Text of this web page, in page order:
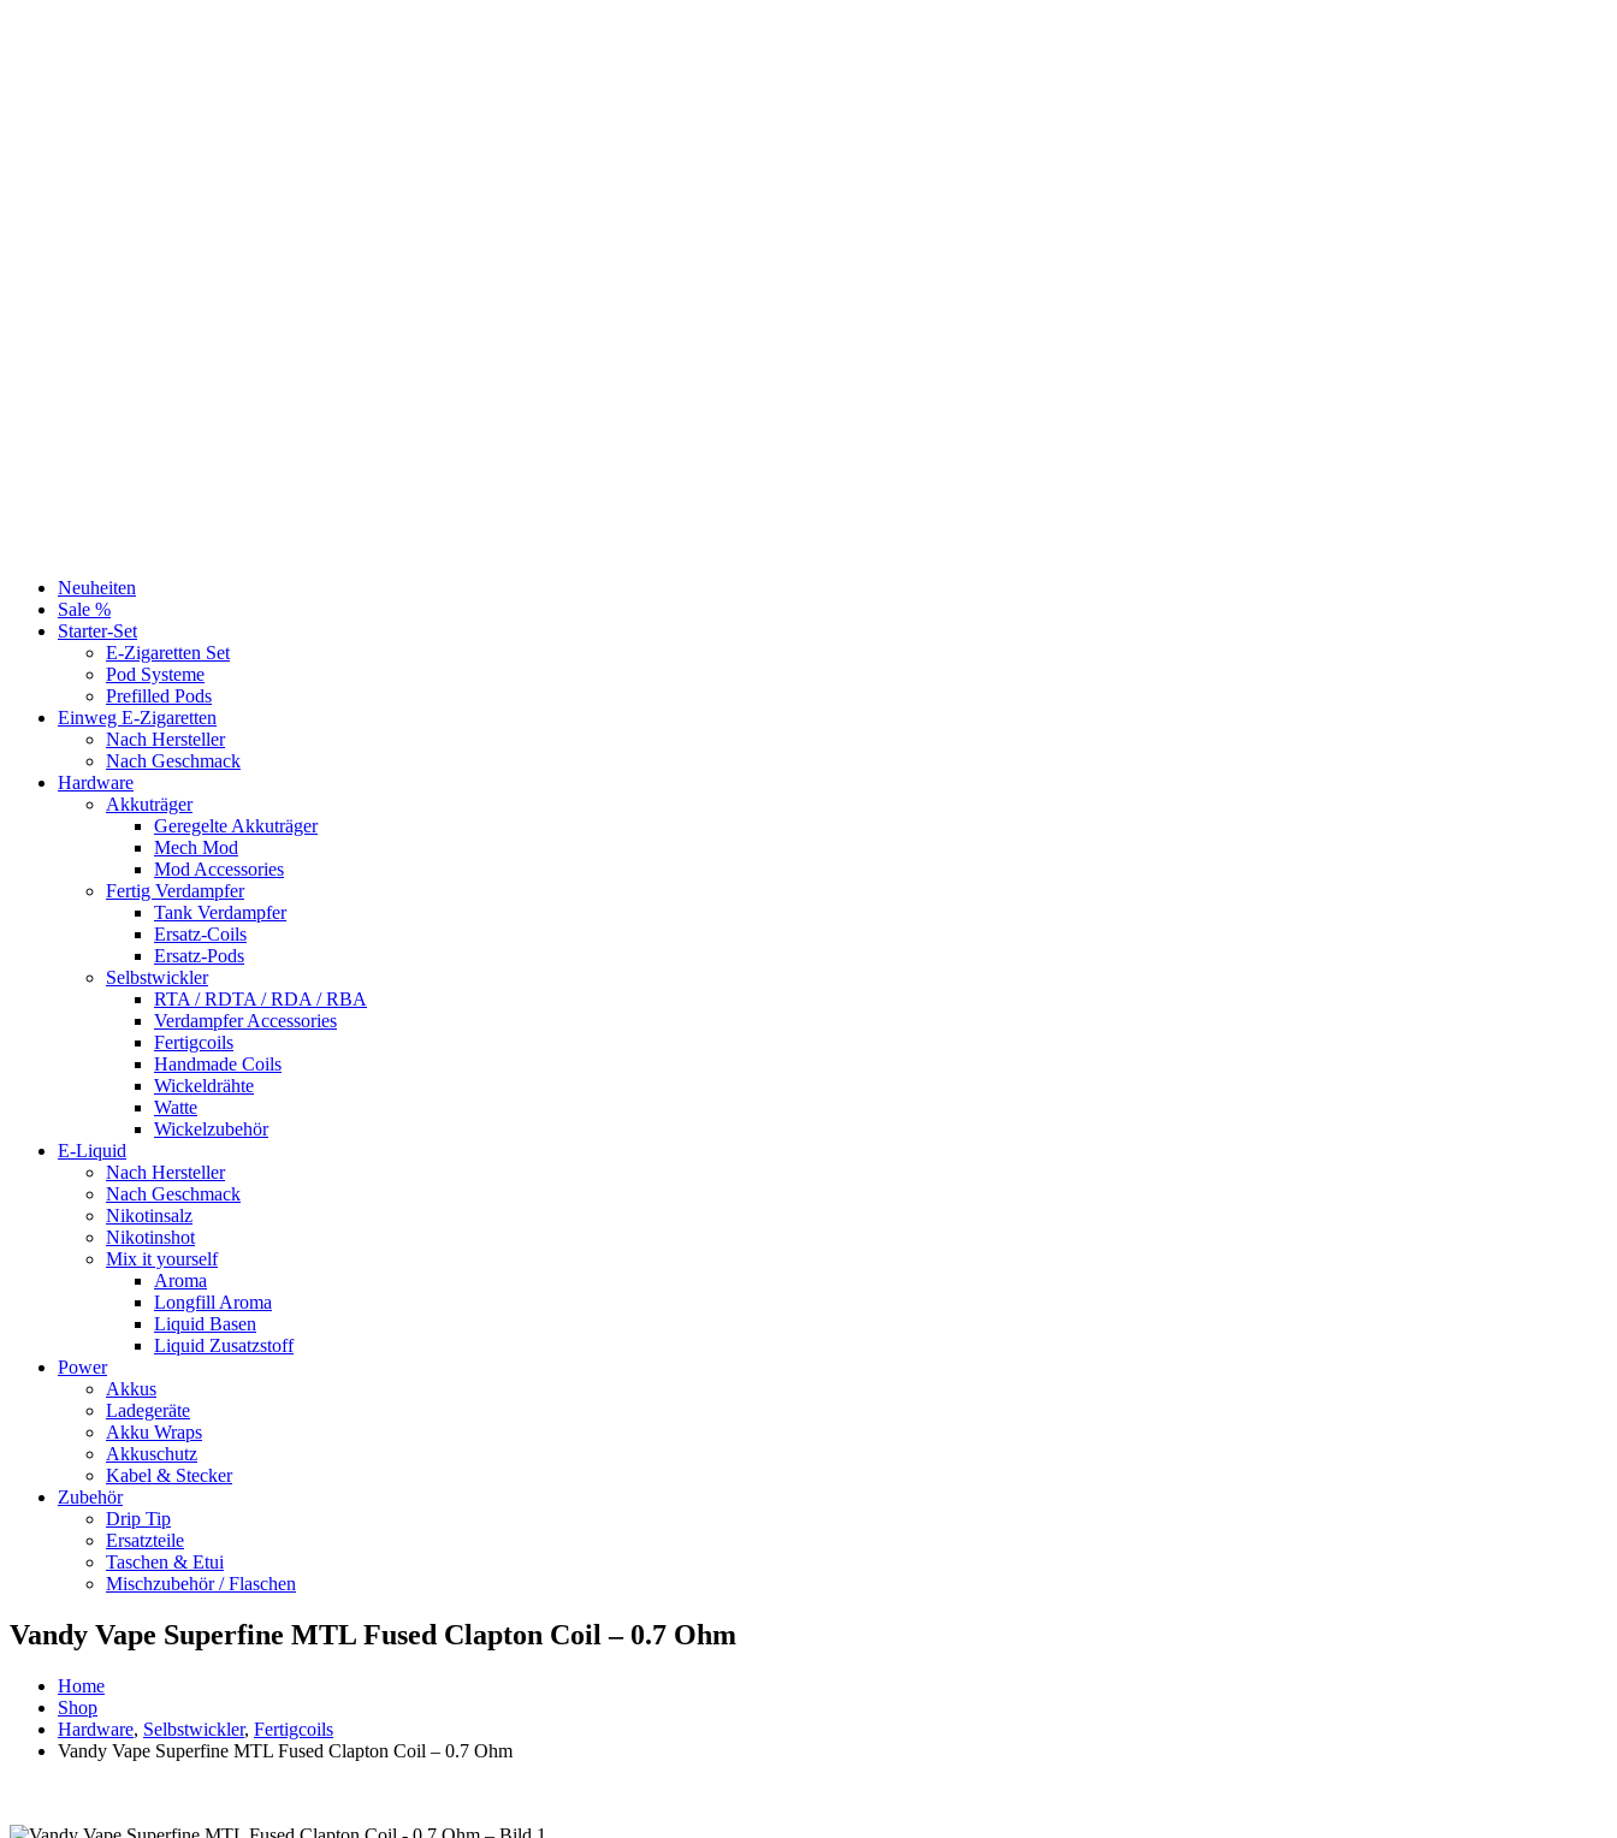
Neuheiten
Sale %
Starter-Set
E-Zigaretten Set
Pod Systeme
Prefilled Pods
Einweg E-Zigaretten
Nach Hersteller
Nach Geschmack
Hardware
Akkuträger
Geregelte Akkuträger
Mech Mod
Mod Accessories
Fertig Verdampfer
Tank Verdampfer
Ersatz-Coils
Ersatz-Pods
Selbstwickler
RTA / RDTA / RDA / RBA
Verdampfer Accessories
Fertigcoils
Handmade Coils
Wickeldrähte
Watte
Wickelzubehör
E-Liquid
Nach Hersteller
Nach Geschmack
Nikotinsalz
Nikotinshot
Mix it yourself
Aroma
Longfill Aroma
Liquid Basen
Liquid Zusatzstoff
Power
Akkus
Ladegeräte
Akku Wraps
Akkuschutz
Kabel & Stecker
Zubehör
Drip Tip
Ersatzteile
Taschen & Etui
Mischzubehör / Flaschen
Vandy Vape Superfine MTL Fused Clapton Coil – 0.7 Ohm
Home
Shop
Hardware, Selbstwickler, Fertigcoils
Vandy Vape Superfine MTL Fused Clapton Coil – 0.7 Ohm